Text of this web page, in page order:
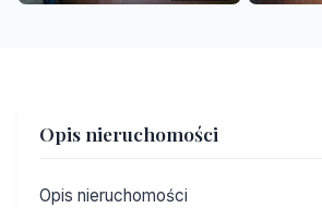
Opis nieruchomości
Opis nieruchomości